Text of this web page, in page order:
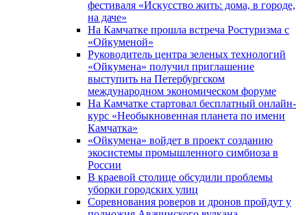
фестиваля «Искусство жить: дома, в городе,
на даче»
На Камчатке прошла встреча Ростуризма с
«Ойкуменой»
Руководитель центра зеленых технологий
«Ойкумена» получил приглашение
выступить на Петербургском
международном экономическом форуме
На Камчатке стартовал бесплатный онлайн-
курс «Необыкновенная планета по имени
Камчатка»
«Ойкумена» войдет в проект созданию
экосистемы промышленного симбиоза в
России
В краевой столице обсудили проблемы
уборки городских улиц
Соревнования роверов и дронов пройдут у